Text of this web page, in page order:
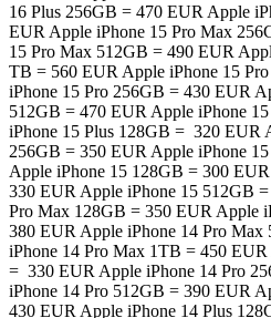
16 Plus 256GB = 470 EUR Apple
EUR Apple iPhone 15 Pro Max
15 Pro Max 512GB = 490 EUR
TB = 560 EUR Apple iPhone 15
iPhone 15 Pro 256GB = 430 EUR
512GB = 470 EUR Apple iPhone
iPhone 15 Plus 128GB = 320 EUR
256GB = 350 EUR Apple iPhone
Apple iPhone 15 128GB = 300
330 EUR Apple iPhone 15 512GB
Pro Max 128GB = 350 EUR Apple
380 EUR Apple iPhone 14 Pro
iPhone 14 Pro Max 1TB = 450
= 330 EUR Apple iPhone 14 Pro
iPhone 14 Pro 512GB = 390 EUR
430 EUR Apple iPhone 14 Plus